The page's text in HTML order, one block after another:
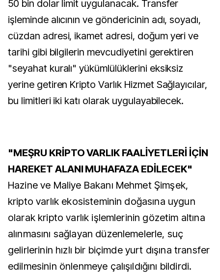
50 bin dolar limit uygulanacak. Transfer
işleminde alıcının ve göndericinin adı, soyadı,
cüzdan adresi, ikamet adresi, doğum yeri ve
tarihi gibi bilgilerin mevcudiyetini gerektiren
"seyahat kuralı" yükümlülüklerini eksiksiz
yerine getiren Kripto Varlık Hizmet Sağlayıcılar,
bu limitleri iki katı olarak uygulayabilecek.
"MEŞRU KRİPTO VARLIK FAALİYETLERİ İÇİN
HAREKET ALANI MUHAFAZA EDİLECEK"
Hazine ve Maliye Bakanı Mehmet Şimşek,
kripto varlık ekosisteminin doğasına uygun
olarak kripto varlık işlemlerinin gözetim altına
alınmasını sağlayan düzenlemelerle, suç
gelirlerinin hızlı bir biçimde yurt dışına transfer
edilmesinin önlenmeye çalışıldığını bildirdi.